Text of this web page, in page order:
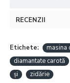
RECENZII
Etichete: masina
diamantate carotă
și
zidărie